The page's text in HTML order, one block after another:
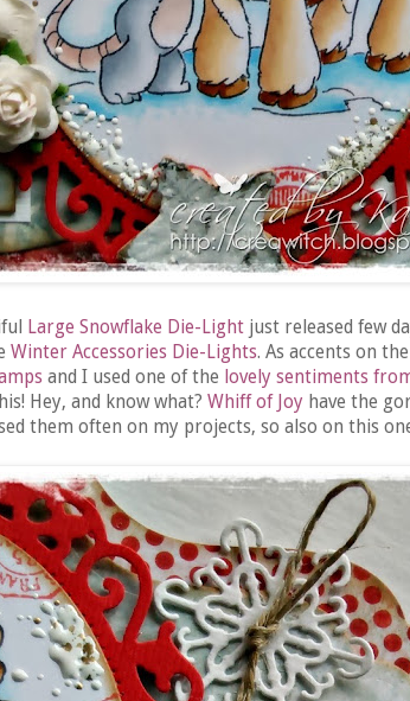
Large Snowflake Die-Light just released few
Winter Accessories Die-Lights. As accents on
and I used one of the lovely sentiments
Hey, and know what? Whiff of Joy have the
them often on my projects, so also on this